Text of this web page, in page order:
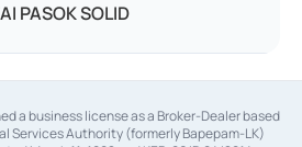
PASOK SOLID
a business license as a Broker-Dealer based
Services Authority (formerly Bapepam-LK)